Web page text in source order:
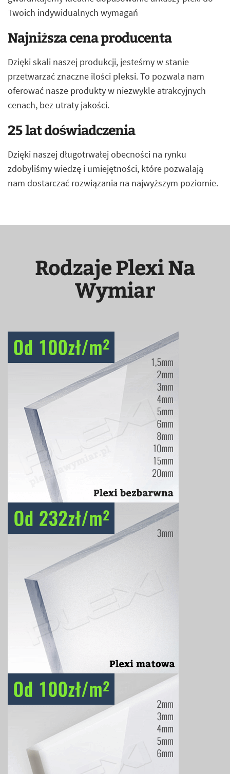
Twoich indywidualnych wymagań
Najniższa cena producenta
Dzięki skali naszej produkcji, jesteśmy w stanie
przetwarzać znaczne ilości pleksi. To pozwala nam
oferować nasze produkty w niezwykle atrakcyjnych
cenach, bez utraty jakości.
25 lat doświadczenia
Dzięki naszej długotrwałej obecności na rynku
zdobyliśmy wiedzę i umiejętności, które pozwalają
nam dostarczać rozwiązania na najwyższym poziomie.
Rodzaje Plexi Na
Wymiar